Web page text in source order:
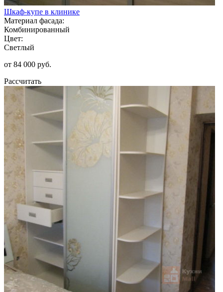
Шкаф-купе в клинике
Материал фасада:
Комбинированный
Цвет:
Светлый
от 84 000 руб.
Рассчитать